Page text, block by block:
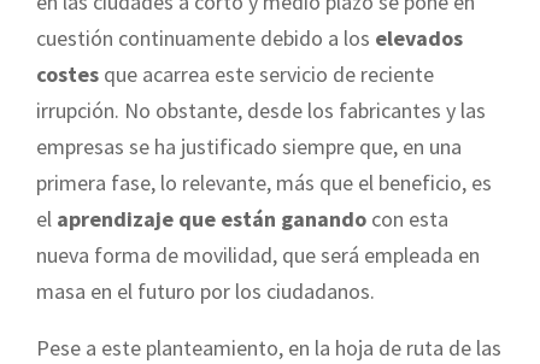
cuestión continuamente debido a los elevados
costes que acarrea este servicio de reciente
irrupción. No obstante, desde los fabricantes y las
empresas se ha justificado siempre que, en una
primera fase, lo relevante, más que el beneficio, es
el aprendizaje que están ganando con esta
nueva forma de movilidad, que será empleada en
masa en el futuro por los ciudadanos.
Pese a este planteamiento, en la hoja de ruta de las